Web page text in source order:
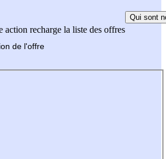
action recharge la liste des offres
Qui sont
de l'offre